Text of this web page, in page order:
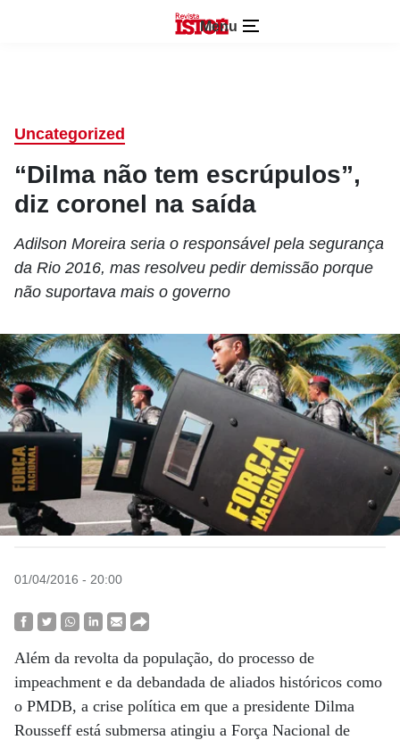
Menu
Uncategorized
“Dilma não tem escrúpulos”,
diz coronel na saída
Adilson Moreira seria o responsável pela segurança
da Rio 2016, mas resolveu pedir demissão porque
não suportava mais o governo
01/04/2016 - 20:00
Além da revolta da população, do processo de
impeachment e da debandada de aliados históricos como
o PMDB, a crise política em que a presidente Dilma
Rousseff está submersa atingiu a Força Nacional de